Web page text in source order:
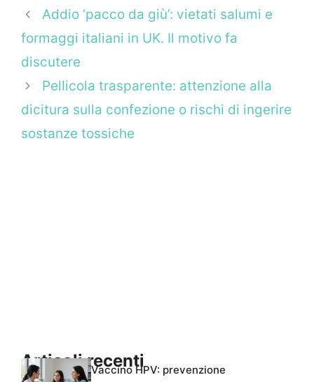
Addio ‘pacco da giù’: vietati salumi e
formaggi italiani in UK. Il motivo fa
discutere
Pellicola trasparente: attenzione alla
dicitura sulla confezione o rischi di ingerire
sostanze tossiche
Articoli recentiVaccino HPV: prevenzione